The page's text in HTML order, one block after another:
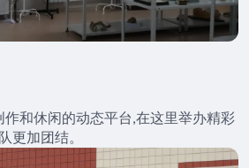
和休闲的动态平台,在这里举办精彩
更加团结。